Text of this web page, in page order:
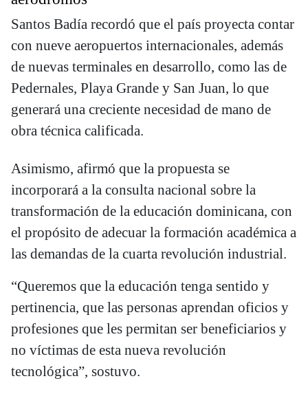
Santos Badía recordó que el país proyecta contar
con nueve aeropuertos internacionales, además
de nuevas terminales en desarrollo, como las de
Pedernales, Playa Grande y San Juan, lo que
generará una creciente necesidad de mano de
obra técnica calificada.
Asimismo, afirmó que la propuesta se
incorporará a la consulta nacional sobre la
transformación de la educación dominicana, con
el propósito de adecuar la formación académica a
las demandas de la cuarta revolución industrial.
“Queremos que la educación tenga sentido y
pertinencia, que las personas aprendan oficios y
profesiones que les permitan ser beneficiarios y
no víctimas de esta nueva revolución
tecnológica”, sostuvo.